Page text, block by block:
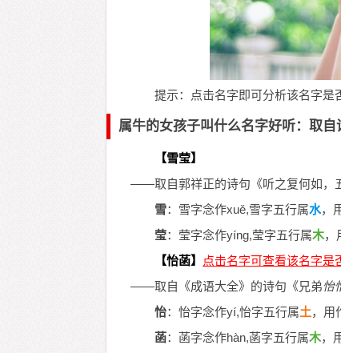
提示：点击名字即可分析该名字是
属牛的女孩子叫什么名字好听：取自
【雪莹】
——取自郭祥正的诗句《听之复何如，
雪：雪字念作xuě,雪字五行属水，
莹：莹字念作yíng,莹字五行属木，
【怡菡】
——取自《成语大全》的诗句《兄弟怡
怡：怡字念作yí,怡字五行属土，用
菡：菡字念作hàn,菡字五行属木，